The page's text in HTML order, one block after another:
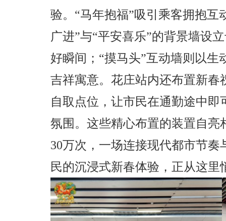
验。“马年抱福”吸引乘客拥抱互
广进”与“平安喜乐”的背景墙设
好瞬间；“摸马头”互动墙则以
吉祥寓意。花庄站内还布置新
自取点位，让市民在通勤途中
氛围。这些精心布置的装置自
30万次，一场连接现代都市节
民的沉浸式新春体验，正从这里